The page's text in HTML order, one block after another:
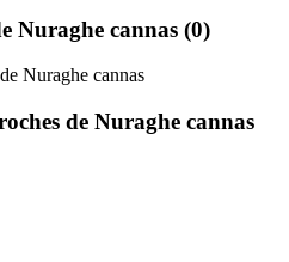
Nuraghe cannas (0)
Nuraghe cannas
de Nuraghe cannas